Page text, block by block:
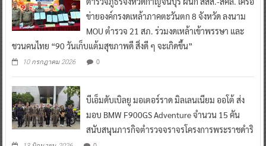
ข่ายองค์กรงดเหล้าภาคตะวันตก 8 จังหวัด ลงนาม
MOU ตำรวจ 21 สภ. ร่วมงดเหล้าเข้าพรรษา และ
ชวนคนไทย “90 วันเก็บแต้มสุขภาพดี สิ่งดี ๆ จะเกิดขึ้น”
10 กรกฎาคม 2026 0
บีเอ็มดับเบิลยู มอเตอร์ราด มิลเลนเนียม ออโต้ ส่ง
มอบ BMW F900GS Adventure จำนวน 15 คัน
สนับสนุนภารกิจตำรวจจราจรโครงการพระราชดำริ